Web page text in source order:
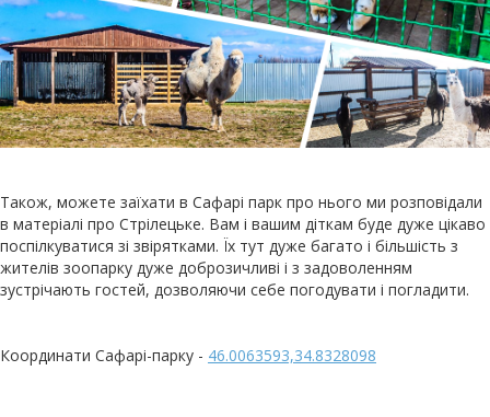
Також, можете заїхати в Сафарі парк про нього ми розповідали
в матеріалі про Стрілецьке. Вам і вашим діткам буде дуже цікаво
поспілкуватися зі звірятками. Їх тут дуже багато і більшість з
жителів зоопарку дуже доброзичливі і з задоволенням
зустрічають гостей, дозволяючи себе погодувати і погладити.
Координати Сафарі-парку - 46.0063593,34.8328098